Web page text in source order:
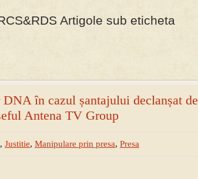
Artigole sub eticheta
în cazul șantajului declanșat de
Antena TV Group
, Justitie, Manipulare prin presa, Presa